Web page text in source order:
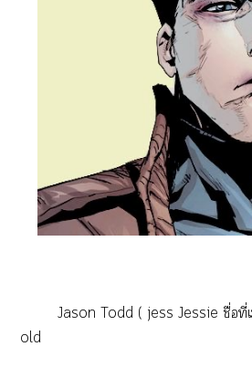
Jason Todd ( jess Jessie ชื่อที่
old